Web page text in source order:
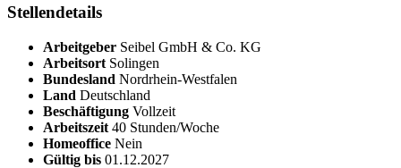
Stellendetails
Arbeitgeber Seibel GmbH & Co. KG
Arbeitsort Solingen
Bundesland Nordrhein-Westfalen
Land Deutschland
Beschäftigung Vollzeit
Arbeitszeit 40 Stunden/Woche
Homeoffice Nein
Gültig bis 01.12.2027